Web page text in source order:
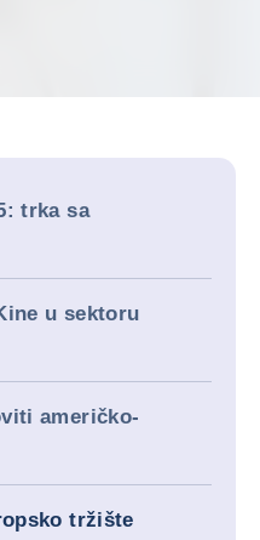
trka sa
u sektoru
američko-
tržište